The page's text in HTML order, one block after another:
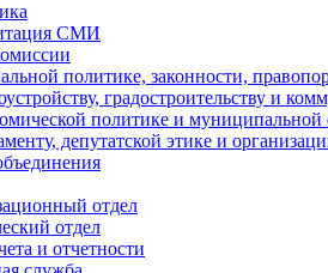
СМИ
политике, законности,
градостроительству и
политике и муниципальной
депутатской этике и
отдел
отдел
и отчетности